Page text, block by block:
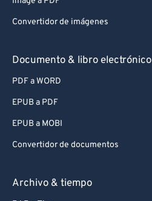
Convertidor de imágenes
Documento & libro electrónico
PDF a WORD
EPUB a PDF
EPUB a MOBI
Convertidor de documentos
Archivo & tiempo